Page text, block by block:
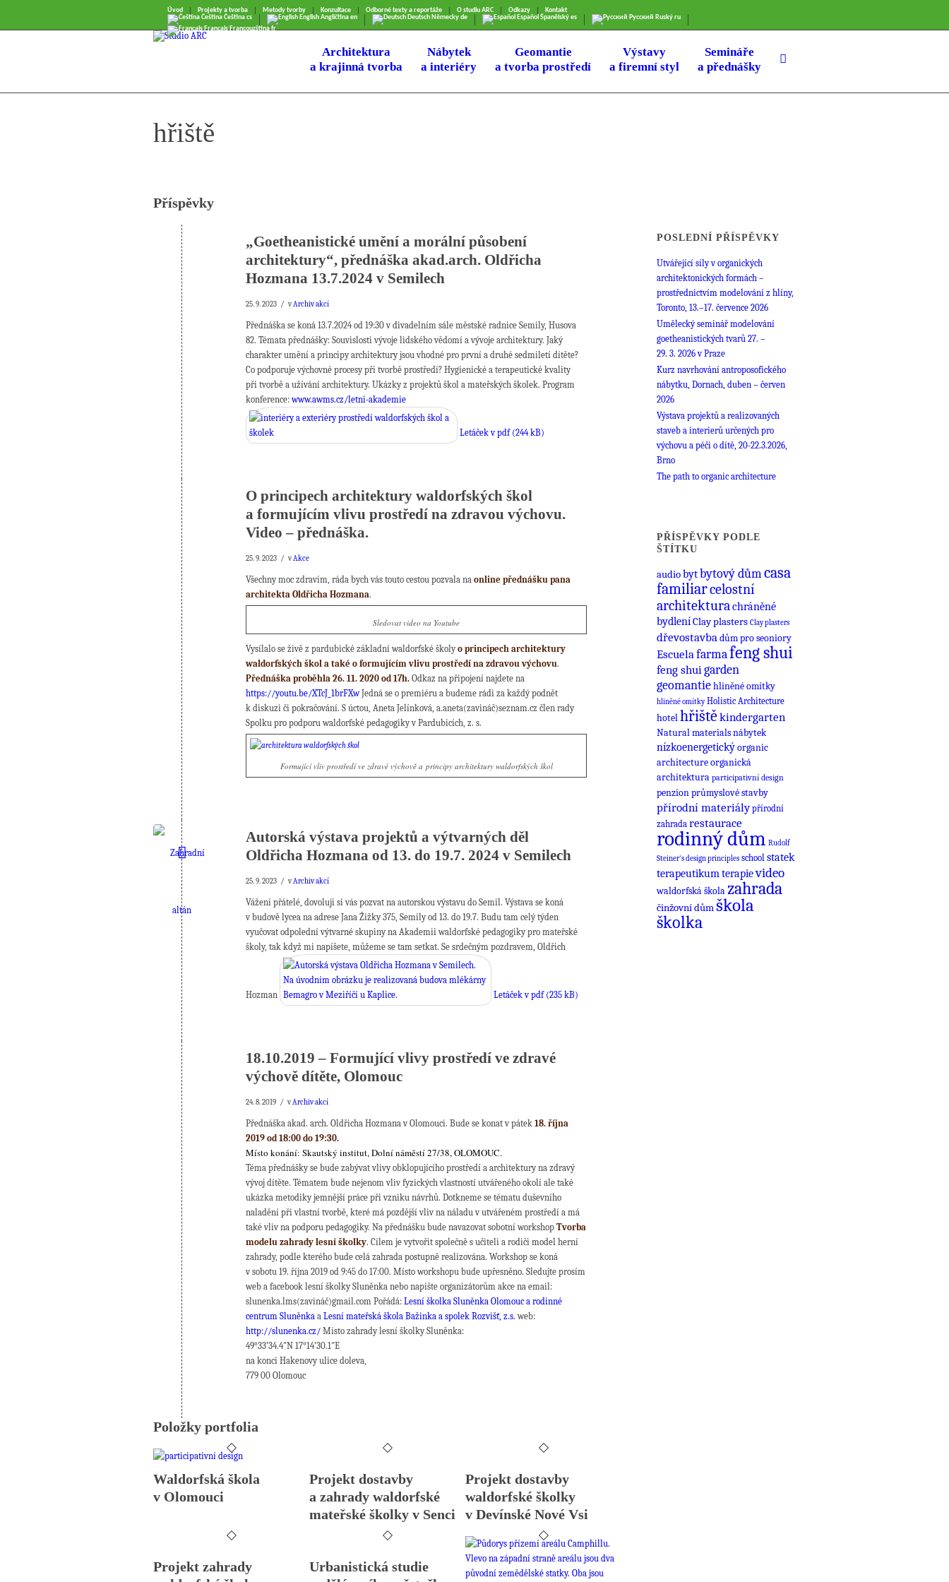
Úvod Projekty a tvorba Metody tvorby Konzultace Odborné texty a reportáže O studiu ARC Odkazy
Kontakt
ČeštinaČeštinacs EnglishAngličtinaen Deutsch Německyde Español Španělskýes Русский Ruskýru
FrançaisFrancouzštinafr
Architektura
a krajinná tvorba
Nábytek
a interiéry
Geomantie
a tvorba prostředí
Výstavy
a firemní styl
Semináře
a přednášky
hřiště
Příspěvky
„Goetheanistické umění a morální působení
architektury“, přednáška akad.arch. Oldřicha
Hozmana 13.7.2024 v Semilech
25. 9. 2023 / vArchiv akcí
Přednáška se koná 13.7.2024 od 19:30 v divadelním sále městské radnice Semily, Husova
82. Témata přednášky: Souvislosti vývoje lidského vědomí a vývoje architektury. Jaký
charakter umění a principy architektury jsou vhodné pro první a druhé sedmiletí dítěte?
Co podporuje výchovné procesy při tvorbě prostředí? Hygienické a terapeutické kvality
při tvorbě a užívání architektury. Ukázky z projektů škol a mateřských školek. Program
konference:www.awms.cz/letni-akademie
Letáček v pdf (244 kB)
O principech architektury waldorfských škol
a formujícím vlivu prostředí na zdravou výchovu.
Video – přednáška.
25. 9. 2023 / vAkce
Všechny moc zdravím, ráda bych vás touto cestou pozvala na online přednášku pana
architekta Oldřicha Hozmana.
Sledovat video na Youtube
Vysílalo se živě z pardubické základní waldorfské školyo principech architektury
waldorfských škol a také o formujícím vlivu prostředí na zdravou výchovu.
Přednáška proběhla 26. 11. 2020 od 17h. Odkaz na připojení najdete na
https://youtu.be/XTcJ_1brFXwJedná se o premiéru a budeme rádi za každý podnět
k diskuzi či pokračování. S úctou, Aneta Jelínková, a.aneta(zavináč)seznam.cz člen rady
Spolku pro podporu waldorfské pedagogiky v Pardubicích, z. s.
Formující vliv prostředí ve zdravé výchově a principy architektury waldorfských škol
Autorská výstava projektů a výtvarných děl
Oldřicha Hozmana od 13. do 19.7. 2024 v Semilech
25. 9. 2023 / vArchiv akcí
Vážení přátelé, dovoluji si vás pozvat na autorskou výstavu do Semil. Výstava se koná
v budově lycea na adrese Jana Žižky 375, Semily od 13. do 19.7. Budu tam celý týden
vyučovat odpolední výtvarné skupiny na Akademii waldorfské pedagogiky pro mateřské
školy, tak když mi napíšete, můžeme se tam setkat. Se srdečným pozdravem, Oldřich
Hozman Letáček v pdf (235 kB)
18.10.2019 – Formující vlivy prostředí ve zdravé
výchově dítěte, Olomouc
24. 8. 2019 / vArchiv akcí
Přednáška akad. arch. Oldřicha Hozmana v Olomouci. Bude se konat v pátek 18. října
2019 od 18:00 do 19:30.
Místo konání: Skautský institut, Dolní náměstí 27/38, OLOMOUC.
Téma přednášky se bude zabývat vlivy obklopujícího prostředí a architektury na zdravý
vývoj dítěte. Tématem bude nejenom vliv fyzických vlastností utvářeného okolí ale také
ukázka metodiky jemnější práce při vzniku návrhů. Dotkneme se tématu duševního
naladění při vlastní tvorbě, které má pozdější vliv na náladu v utvářeném prostředí a má
také vliv na podporu pedagogiky. Na přednášku bude navazovat sobotní workshop Tvorba
modelu zahrady lesní školky. Cílem je vytvořit společně s učiteli a rodiči model herní
zahrady, podle kterého bude celá zahrada postupně realizována. Workshop se koná
v sobotu 19. října 2019 od 9:45 do 17:00. Místo workshopu bude upřesněno. Sledujte prosím
web a facebook lesní školky Sluněnka nebo napište organizátorům akce na email:
slunenka.lms(zavináč)gmail.com Pořádá: Lesní školka Sluněnka Olomouc a rodinné
centrum Sluněnka a Lesní mateřská škola Bažinka a spolek Rozvišť, z.s. web:
http://slunenka.cz/ Místo zahrady lesní školky Sluněnka:
49°33’34.4″N 17°14’30.1″E
na konci Hakenovy ulice doleva,
779 00 Olomouc
Položky portfolia
Waldorfská škola
v Olomouci
Projekt dostavby
a zahrady waldorfské
mateřské školky v Senci
Projekt dostavby
waldorfské školky
v Devínské Nové Vsi
Projekt zahrady
Urbanistická studie
POSLEDNÍ PŘÍSPĚVKY
Utvářející síly v organických
architektonických formách –
prostřednictvím modelování z hlíny,
Toronto, 13.–17. července 2026
Umělecký seminář modelování
goetheanistických tvarů 27. –
29. 3. 2026 v Praze
Kurz navrhování antroposofického
nábytku, Dornach, duben – červen
2026
Výstava projektů a realizovaných
staveb a interierů určených pro
výchovu a péči o dítě, 20-22.3.2026,
Brno
The path to organic architecture
PŘÍSPĚVKY PODLE
ŠTÍTKU
audiobytbytový dům casa
familiarcelostní
architekturachráněné
bydleníClay plasters Clay plasters
dřevostavba dům pro seoniory
Escuelafarma feng shui
feng shui garden
geomantie hliněné omítky
hliněné omítky Holistic Architecture
hotelhřištěkindergarten
Natural materials nábytek
nízkoenergetickýorganic
architectureorganická
architektura participativní design
penzion průmyslové stavby
přírodní materiály přírodní
zahrada restaurace
rodinný dům Rudolf
Steiner's design principles school statek
terapeutikumterapievideo
waldorfská škola zahrada
činžovní důmškola
školka